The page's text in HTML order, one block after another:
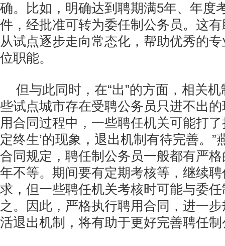
确。比如，明确达到聘期满5年、年度
件，经批准可转为委任制公务员。这
从试点逐步走向常态化，帮助优秀的
位职能。
但与此同时，在“出”的方面，相关
些试点城市存在受聘公务员只进不出
用合同过程中，一些聘任机关可能打了
定终生’的现象，退出机制有待完善。”
合同规定，聘任制公务员一般都有严
年不等。期间要有定期考核等，继续
求，但一些聘任机关考核时可能与委
之。因此，严格执行聘用合同，进一
活退出机制，将有助于更好完善聘任